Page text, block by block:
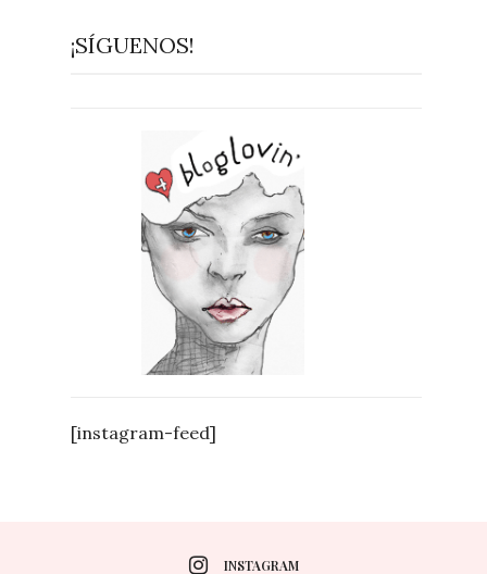
¡SÍGUENOS!
[instagram-feed]
INSTAGRAM